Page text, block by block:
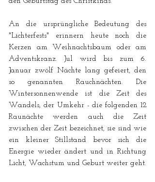
An die ursprüngliche Bedeutung des
"Lichterfests" erinnern heute noch die
Kerzen am Weihnachtsbaum oder am
Adventskranz. Jul wird bis zum 6.
Januar zwölf Nächte lang gefeiert, den
so genannten Rauchnächten. Die
Wintersonnenwende ist die Zeit des
Wandels, der Umkehr - die folgenden 12
Raunächte werden auch die Zeit
zwischen der Zeit bezeichnet, sie sind wie
ein kleiner Stillstand bevor sich die
Energie wieder ändert und in Richtung
Licht, Wachstum und Geburt weiter geht.